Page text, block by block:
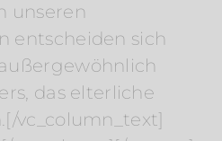
unseren
entscheiden sich
das elterliche
vc_column_text]